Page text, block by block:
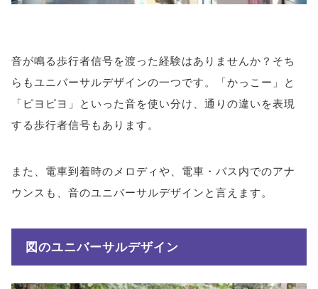
音が鳴る歩行者信号を渡った経験はありませんか？そち
らもユニバーサルデザインの一つです。「かっこー」と
「ピヨピヨ」といった音を使い分け、通りの違いを表現
する歩行者信号もあります。
また、電車到着時のメロディや、電車・バス内でのアナ
ウンスも、音のユニバーサルデザインと言えます。
図のユニバーサルデザイン